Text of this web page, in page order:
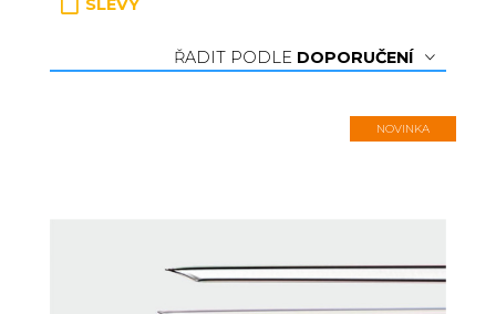
SLEVY
ŘADIT PODLE DOPORUČENÍ
NOVINKA